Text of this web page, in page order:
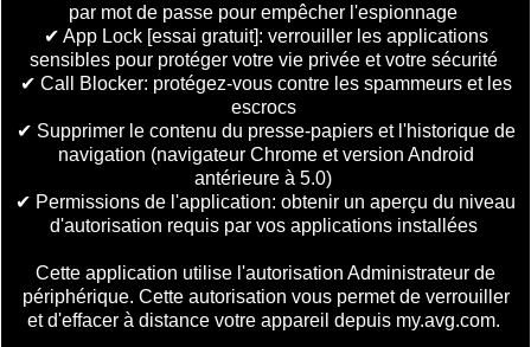
par mot de passe pour empêcher l'espionnage
✔ App Lock [essai gratuit]: verrouiller les applications
sensibles pour protéger votre vie privée et votre sécurité
✔ Call Blocker: protégez-vous contre les spammeurs et les
escrocs
✔ Supprimer le contenu du presse-papiers et l'historique de
navigation (navigateur Chrome et version Android
antérieure à 5.0)
✔ Permissions de l'application: obtenir un aperçu du niveau
d'autorisation requis par vos applications installées
Cette application utilise l'autorisation Administrateur de
périphérique. Cette autorisation vous permet de verrouiller
et d'effacer à distance votre appareil depuis my.avg.com.